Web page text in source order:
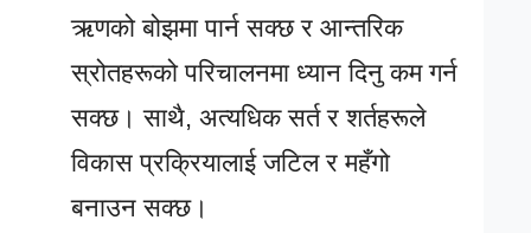
ऋणको बोझमा पार्न सक्छ र आन्तरिक
स्रोतहरूको परिचालनमा ध्यान दिनु कम गर्न
सक्छ। साथै, अत्यधिक सर्त र शर्तहरूले
विकास प्रक्रियालाई जटिल र महँगो
बनाउन सक्छ।